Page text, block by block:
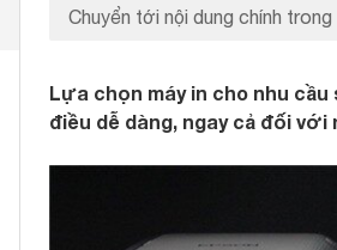
Chuyển tới nội dung chính trong
Lựa chọn máy in cho nhu
điều dễ dàng, ngay cả đối